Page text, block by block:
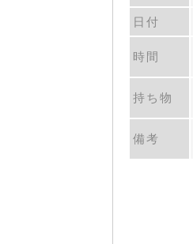
日付
時間
持ち物
備考